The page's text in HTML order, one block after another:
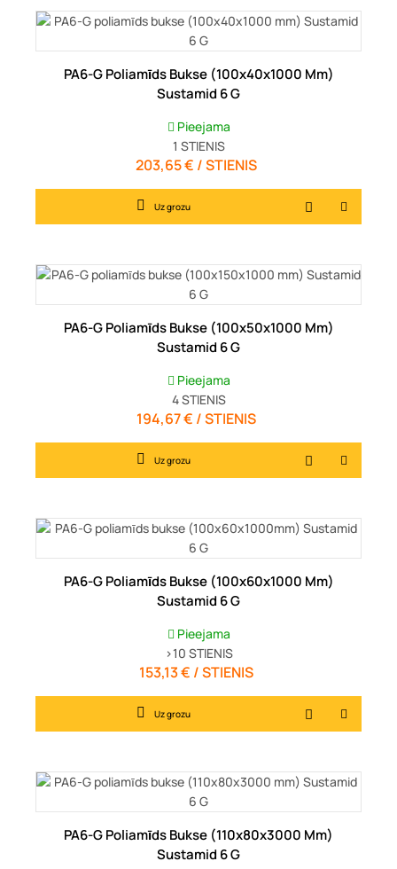
PA6-G Poliamīds Bukse (100x40x1000 Mm)
Sustamid 6 G
Pieejama
1 STIENIS
Cena
203,65 € / STIENIS
Uz grozu
PA6-G Poliamīds Bukse (100x50x1000 Mm)
Sustamid 6 G
Pieejama
4STIENIS
Cena
194,67 € / STIENIS
Uz grozu
PA6-G Poliamīds Bukse (100x60x1000 Mm)
Sustamid 6 G
Pieejama
>10 STIENIS
Cena
153,13 € / STIENIS
Uz grozu
PA6-G Poliamīds Bukse (110x80x3000 Mm)
Sustamid 6 G